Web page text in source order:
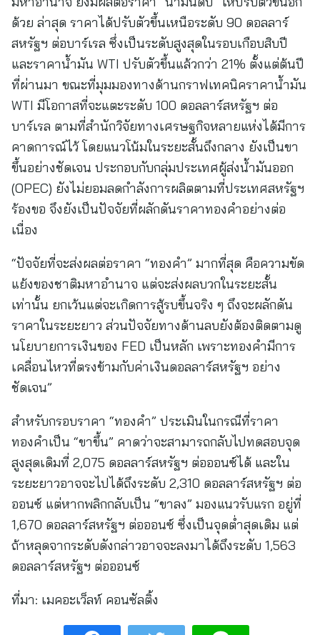
ด้วย ล่าสุด ราคาได้ปรับตัวขึ้นเหนือระดับ 90 ดอลลาร์
สหรัฐฯ ต่อบาร์เรล ซึ่งเป็นระดับสูงสุดในรอบเกือบสิบปี
และราคาน้ำมัน WTI ปรับตัวขึ้นแล้วกว่า 21% ตั้งแต่ต้นปี
ที่ผ่านมา ขณะที่มุมมองทางด้านกราฟเทคนิคราคาน้ำมัน
WTI มีโอกาสที่จะแตะระดับ 100 ดอลลาร์สหรัฐฯ ต่อ
บาร์เรล ตามที่สำนักวิจัยทางเศรษฐกิจหลายแห่งได้มีการ
คาดการณ์ไว้ โดยแนวโน้มในระยะสั้นถึงกลาง ยังเป็นขา
ขึ้นอย่างชัดเจน ประกอบกับกลุ่มประเทศผู้ส่งน้ำมันออก
(OPEC) ยังไม่ยอมลดกำลังการผลิตตามที่ประเทศสหรัฐฯ
ร้องขอ จึงยังเป็นปัจจัยที่ผลักดันราคาทองคำอย่างต่อ
เนื่อง
“ปัจจัยที่จะส่งผลต่อราคา “ทองคำ” มากที่สุด คือความขัด
แย้งของชาติมหาอำนาจ แต่จะส่งผลบวกในระยะสั้น
เท่านั้น ยกเว้นแต่จะเกิดการสู้รบขึ้นจริง ๆ ถึงจะผลักดัน
ราคาในระยะยาว ส่วนปัจจัยทางด้านลบยังต้องติดตามดู
นโยบายการเงินของ FED เป็นหลัก เพราะทองคำมีการ
เคลื่อนไหวที่ตรงข้ามกับค่าเงินดอลลาร์สหรัฐฯ อย่าง
ชัดเจน”
สำหรับกรอบราคา “ทองคำ” ประเมินในกรณีที่ราคา
ทองคำเป็น “ขาขึ้น” คาดว่าจะสามารถกลับไปทดสอบจุด
สูงสุดเดิมที่ 2,075 ดอลลาร์สหรัฐฯ ต่อออนซ์ได้ และใน
ระยะยาวอาจจะไปได้ถึงระดับ 2,310 ดอลลาร์สหรัฐฯ ต่อ
ออนซ์ แต่หากพลิกกลับเป็น “ขาลง” มองแนวรับแรก อยู่ที่
1,670 ดอลลาร์สหรัฐฯ ต่อออนซ์ ซึ่งเป็นจุดต่ำสุดเดิม แต่
ถ้าหลุดจากระดับดังกล่าวอาจจะลงมาได้ถึงระดับ 1,563
ดอลลาร์สหรัฐฯ ต่อออนซ์
ที่มา: เมคอะเว็ลท์ คอนซัลติ้ง